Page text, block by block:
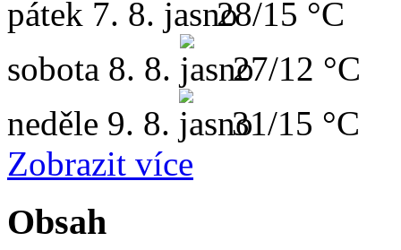
pátek 7. 8.
28/15 °C
sobota 8. 8.
27/12 °C
neděle 9. 8.
31/15 °C
Zobrazit více
Obsah